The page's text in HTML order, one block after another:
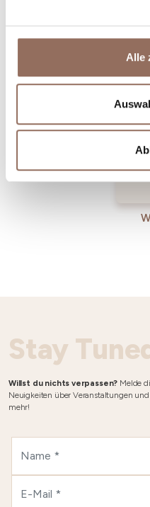
Alle
Incoming-
Stay
Willst du nichts verpassen? Melde
Neuigkeiten über Veranstaltungen
mehr!